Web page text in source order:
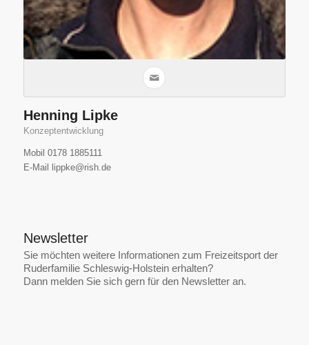
Henning Lipke
Konzeptentwicklung
Mobil 0178 1885111
E-Mail lippke@rish.de
Newsletter
Sie möchten weitere Informationen zum Freizeitsport der
Ruderfamilie Schleswig-Holstein erhalten?
Dann melden Sie sich gern für den Newsletter an.